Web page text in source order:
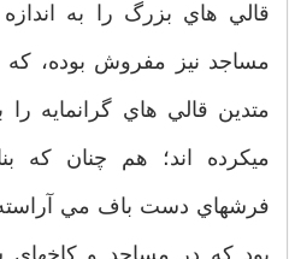
قالي هاي بزرگ را به
مساجد نيز مفروش بوده،
متدين قالي هاي گرانمايه
ميكرده اند؛ هم چنان كه
فرشهاي دست باف مي آراسته